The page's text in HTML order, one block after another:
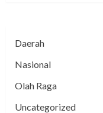
Daerah
Nasional
Olah Raga
Uncategorized